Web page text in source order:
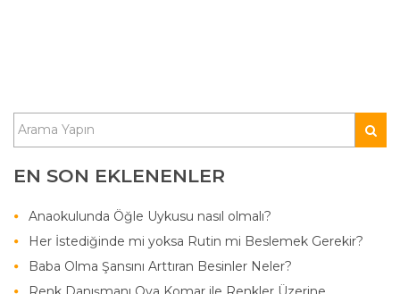
EN SON EKLENENLER
Anaokulunda Öğle Uykusu nasıl olmalı?
Her İstediğinde mi yoksa Rutin mi Beslemek Gerekir?
Baba Olma Şansını Arttıran Besinler Neler?